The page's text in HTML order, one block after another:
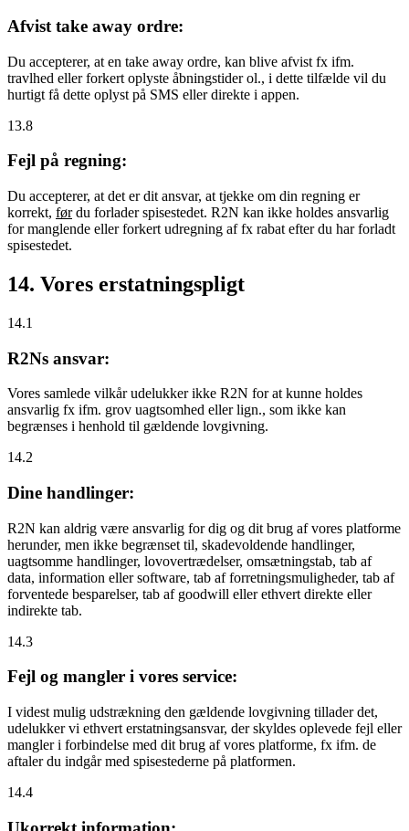
Afvist take away ordre:
Du accepterer, at en take away ordre, kan blive afvist fx ifm.
travlhed eller forkert oplyste åbningstider ol., i dette tilfælde vil du
hurtigt få dette oplyst på SMS eller direkte i appen.
13.8
Fejl på regning:
Du accepterer, at det er dit ansvar, at tjekke om din regning er
korrekt, førdu forlader spisestedet. R2N kan ikke holdes ansvarlig
for manglende eller forkert udregning af fx rabat efter du har forladt
spisestedet.
14. Vores erstatningspligt
14.1
R2Ns ansvar:
Vores samlede vilkår udelukker ikke R2N for at kunne holdes
ansvarlig fx ifm. grov uagtsomhed eller lign., som ikke kan
begrænses i henhold til gældende lovgivning.
14.2
Dine handlinger:
R2N kan aldrig være ansvarlig for dig og dit brug af vores platforme
herunder, men ikke begrænset til, skadevoldende handlinger,
uagtsomme handlinger, lovovertrædelser, omsætningstab, tab af
data, information eller software, tab af forretningsmuligheder, tab af
forventede besparelser, tab af goodwill eller ethvert direkte eller
indirekte tab.
14.3
Fejl og mangler i vores service:
I videst mulig udstrækning den gældende lovgivning tillader det,
udelukker vi ethvert erstatningsansvar, der skyldes oplevede fejl eller
mangler i forbindelse med dit brug af vores platforme, fx ifm. de
aftaler du indgår med spisestederne på platformen.
14.4